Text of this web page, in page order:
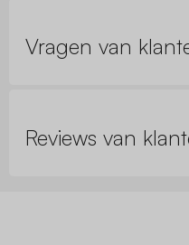
Vragen van
Reviews van